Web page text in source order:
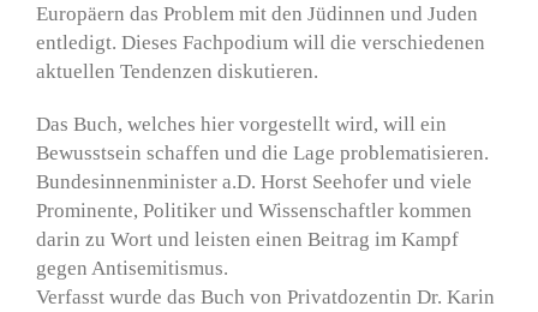
Europäern das Problem mit den Jüdinnen und Juden
entledigt. Dieses Fachpodium will die verschiedenen
aktuellen Tendenzen diskutieren.
Das Buch, welches hier vorgestellt wird, will ein
Bewusstsein schaffen und die Lage problematisieren.
Bundesinnenminister a.D. Horst Seehofer und viele
Prominente, Politiker und Wissenschaftler kommen
darin zu Wort und leisten einen Beitrag im Kampf
gegen Antisemitismus.
Verfasst wurde das Buch von Privatdozentin Dr. Karin